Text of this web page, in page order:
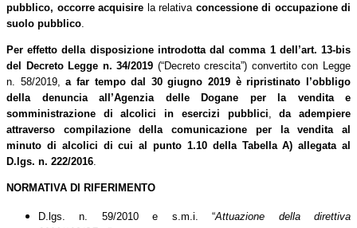
pubblico, occorre acquisire la relativa concessione di occupazione di
suolo pubblico
Per effetto della disposizione introdotta dal comma 1 dell’art. 13-bis
del Decreto Legge n. 34/2019 (“Decreto crescita”) convertito con Legge
n. 58/2019,a far tempo dal 30 giugno 2019 è ripristinato l’obbligo
della denuncia all’Agenzia delle Dogane per la vendita e
somministrazione di alcolici in esercizi pubblici ,da adempiere
attraverso compilazione della comunicazione per la vendita al
minuto di alcolici di cui al punto 1.10 della Tabella A) allegata al
D.lgs. n. 222/2016
NORMATIVA DI RIFERIMENTO
D.lgs. n. 59/2010 e s.m.i. “Attuazione della direttiva